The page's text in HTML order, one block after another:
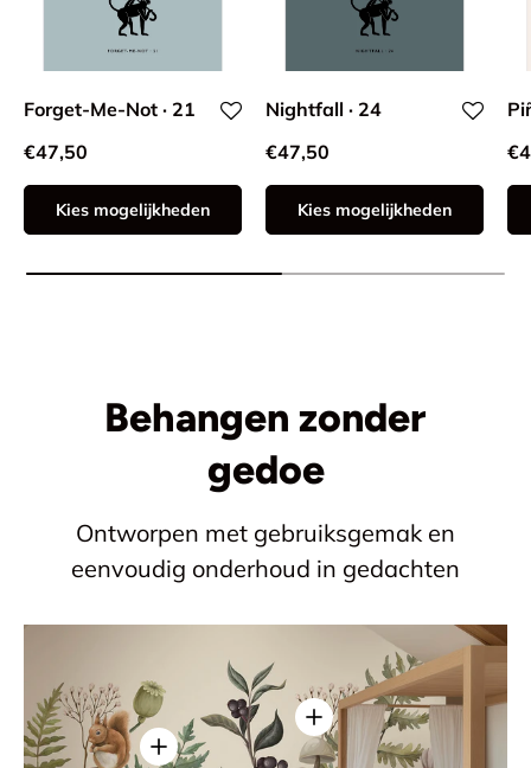
Forget-Me-Not · 21
€47,50
Kies mogelijkheden
Nightfall · 24
€47,50
Kies mogelijkheden
Behangen zonder
gedoe
Ontworpen met gebruiksgemak en
eenvoudig onderhoud in gedachten
Details weergeven
Details weergeven